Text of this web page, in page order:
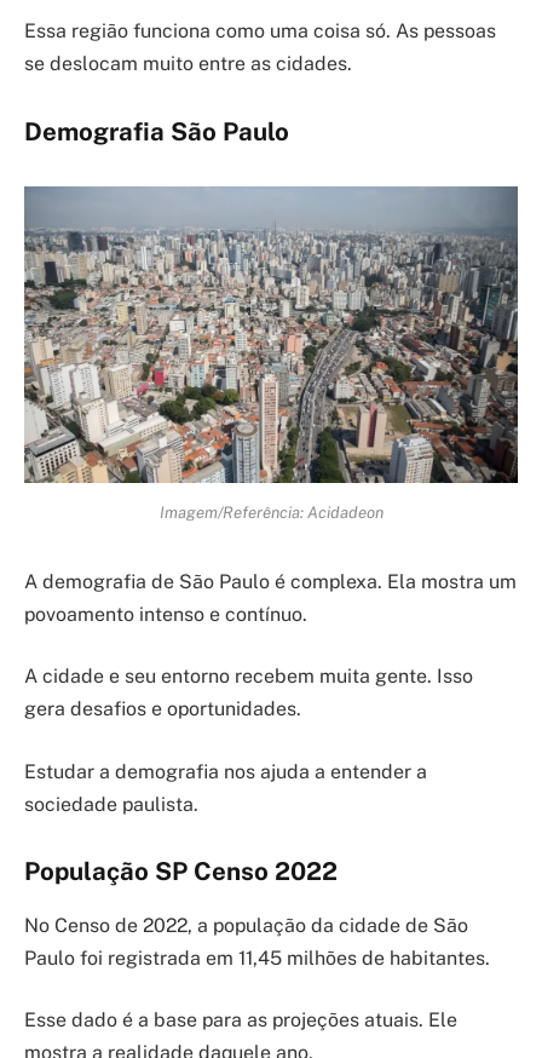
Essa região funciona como uma coisa só. As pessoas
se deslocam muito entre as cidades.
Demografia São Paulo
Imagem/Referência: Acidadeon
A demografia de São Paulo é complexa. Ela mostra um
povoamento intenso e contínuo.
A cidade e seu entorno recebem muita gente. Isso
gera desafios e oportunidades.
Estudar a demografia nos ajuda a entender a
sociedade paulista.
População SP Censo 2022
No Censo de 2022, a população da cidade de São
Paulo foi registrada em 11,45 milhões de habitantes.
Esse dado é a base para as projeções atuais. Ele
mostra a realidade daquele ano.